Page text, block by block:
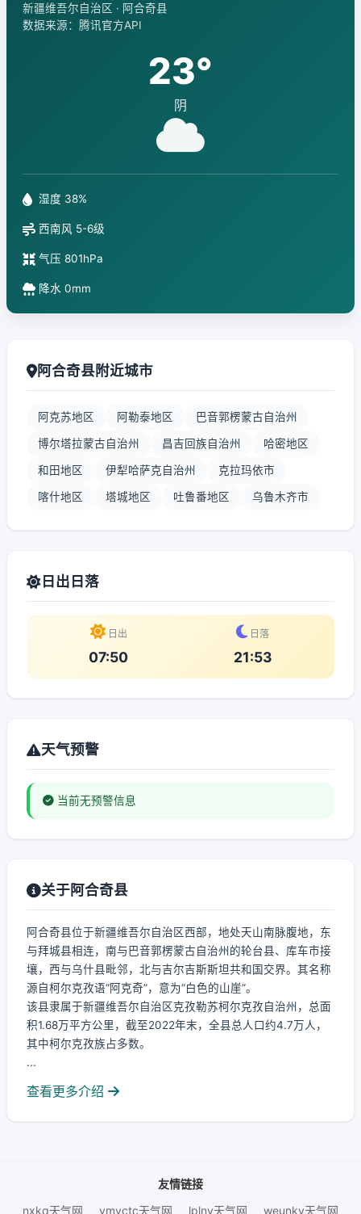
新疆维吾尔自治区 · 阿合奇县
数据来源：腾讯官方API
23°
阴
湿度 38%
西南风 5-6级
气压 801hPa
降水 0mm
阿合奇县附近城市
阿克苏地区 阿勒泰地区 巴音郭楞蒙古自治州
博尔塔拉蒙古自治州 昌吉回族自治州 哈密地区
和田地区 伊犁哈萨克自治州 克拉玛依市
喀什地区 塔城地区 吐鲁番地区 乌鲁木齐市
日出日落
日出
07:50
日落
21:53
天气预警
当前无预警信息
关于阿合奇县
阿合奇县位于新疆维吾尔自治区西部，地处天山南脉腹地，东
与拜城县相连，南与巴音郭楞蒙古自治州的轮台县、库车市接
壤，西与乌什县毗邻，北与吉尔吉斯斯坦共和国交界。其名称
源自柯尔克孜语“阿克奇”，意为“白色的山崖”。
该县隶属于新疆维吾尔自治区克孜勒苏柯尔克孜自治州，总面
积1.68万平方公里，截至2022年末，全县总人口约4.7万人，
其中柯尔克孜族占多数。
...
查看更多介绍
友情链接
nxkq天气网
ymvctc天气网 lplny天气网 weunky天气网